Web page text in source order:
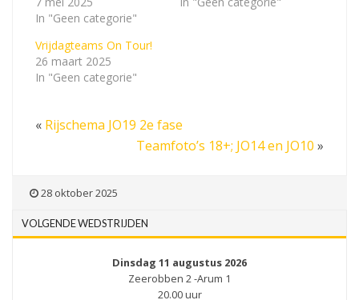
In "Geen categorie"
Vrijdagteams On Tour!
26 maart 2025
In "Geen categorie"
« Rijschema JO19 2e fase
Teamfoto’s 18+; JO14 en JO10 »
28 oktober 2025
VOLGENDE WEDSTRIJDEN
Dinsdag 11 augustus 2026
Zeerobben 2 -Arum 1
20.00 uur